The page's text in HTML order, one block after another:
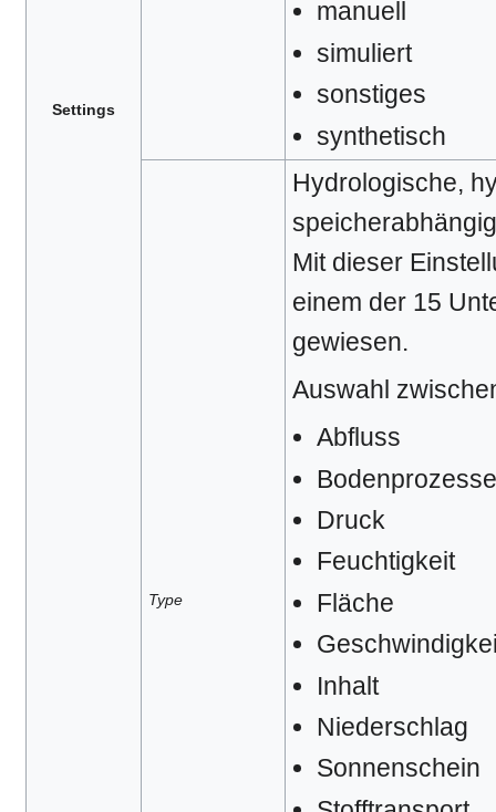
Settings
manuell
simuliert
sonstiges
synthetisch
Type
Hydrologische,
Mit dieser
einem der 15
gewiesen.
Auswahl
Abfluss
Bodenprozesse
Druck
Feuchtigkeit
Fläche
Inhalt
Niederschlag
Sonnenschein